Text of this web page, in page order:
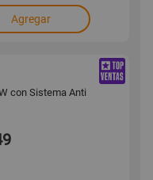
Agregar
con Sistema Anti